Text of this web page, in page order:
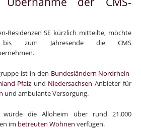
Residenzen SE kürzlich mitteilte, möchte
bis zum Jahresende die CMS
ist in den Bundesländern Nordrhein-
Pfalzund Niedersachsen Anbieter für
und ambulante Versorgung.
würde die Alloheim über rund 21.000
im betreuten Wohnen verfügen.